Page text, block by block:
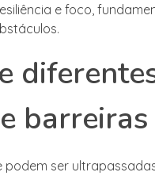
e foco,
barreiras
podem ser